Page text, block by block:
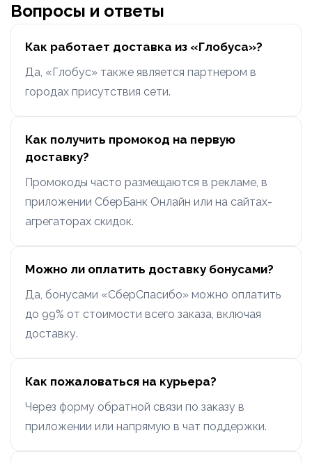
Вопросы и ответы
Как работает доставка из «Глобуса»?
Да, «Глобус» также является партнером в
городах присутствия сети.
Как получить промокод на первую
доставку?
Промокоды часто размещаются в рекламе, в
приложении СберБанк Онлайн или на сайтах-
агрегаторах скидок.
Можно ли оплатить доставку бонусами?
Да, бонусами «СберСпасибо» можно оплатить
до 99% от стоимости всего заказа, включая
доставку.
Как пожаловаться на курьера?
Через форму обратной связи по заказу в
приложении или напрямую в чат поддержки.